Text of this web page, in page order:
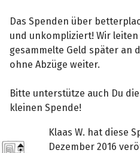
Das Spenden über
und unkompliziert! Wir
gesammelte Geld später an
ohne Abzüge weiter.
Bitte unterstütze auch Du
kleinen Spende!
Klaas W. hat diese
Dezember 2016